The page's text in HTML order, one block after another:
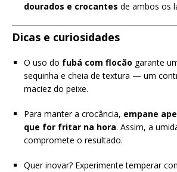
dourados e crocantes de ambos os
Dicas e curiosidades
O uso do fubá com flocão garante
sequinha e cheia de textura — um
maciez do peixe.
Para manter a crocância, empane
que for fritar na hora. Assim, a
compromete o resultado.
Quer inovar? Experimente temperar